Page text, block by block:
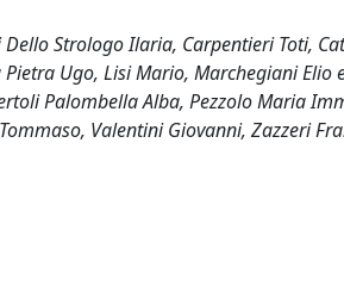
Strologo Ilaria, Carpentieri Toti,
Ugo, Lisi Mario, Marchegiani
Palombella Alba, Pezzolo Maria
Valentini Giovanni, Zazzeri